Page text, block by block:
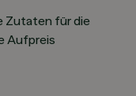
Zutaten für die
Aufpreis